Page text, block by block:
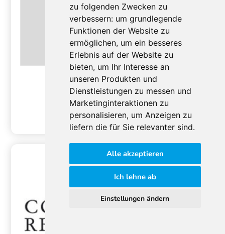
zu folgenden Zwecken zu
verbessern: um grundlegende
Funktionen der Website zu
ermöglichen, um ein besseres
Erlebnis auf der Website zu
bieten, um Ihr Interesse an
unseren Produkten und
Dienstleistungen zu messen und
Marketinginteraktionen zu
personalisieren, um Anzeigen zu
liefern die für Sie relevanter sind.
Alle akzeptieren
Ich lehne ab
Einstellungen ändern
Comfort4you Immobilien Salzburg
Fischbachstraße 29A,5020 Salzburg
Tel.:+43 662 931624
https://www.comfort4you.at/
Real Estate